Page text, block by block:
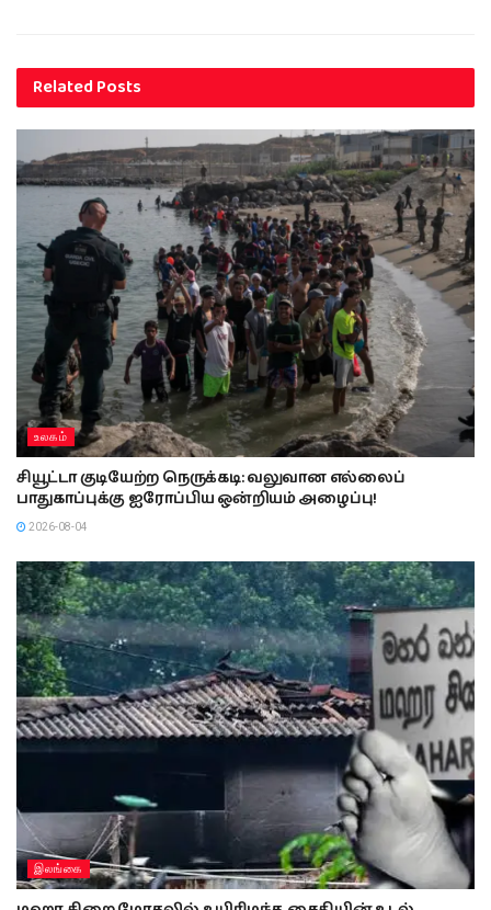
RelatedPosts
உலகம்
சியூட்டா குடியேற்ற நெருக்கடி: வலுவான எல்லைப்
பாதுகாப்புக்கு ஐரோப்பிய ஒன்றியம் அழைப்பு!
2026-08-04
இலங்கை